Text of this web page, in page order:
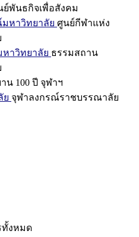
ย์พันธกิจเพื่อสังคม
หาวิทยาลัย ศูนย์กีฬาแห่ง
าวิทยาลัย ธรรมสถาน
น 100 ปี จุฬาฯ
ย จุฬาลงกรณ์ราชบรรณาลัย
ทั้งหมด